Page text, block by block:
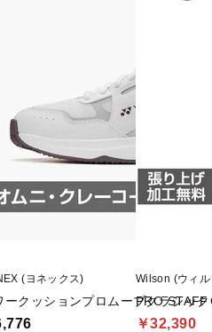
(ヨネックス)
ークッションプロムーブクラシッ
Wilson (ウィ
PRO
￥32,390